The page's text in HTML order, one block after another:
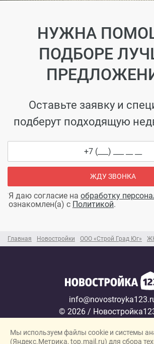
Главная Новостройки ООО «Строй Град Юг»
НУЖНА
ПОДБОРЕ
Оставьте заявку и
подберут подходящую
ЖДУ ЗВОНКА
Я даю согласие на обработку
ознакомлен(а) с Политикой.
© 2026 /
Политика
Мы используем файлы cookie и системы
(Яндекс.Метрика, top.mail.ru) для сбора